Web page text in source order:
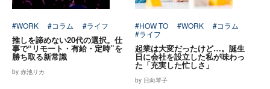
#WORK #コラム #ライフ
推しを諦めない20代の選択。仕
事で“リモート・有給・定時”を
勝ち取る新常識
by 赤池リカ
#HOW TO #WORK
#コラム
#ライフ
起業は大変だったけど…。誕生
日に会社を設立した私が味わっ
た「充実した忙しさ」
by 日向琴子